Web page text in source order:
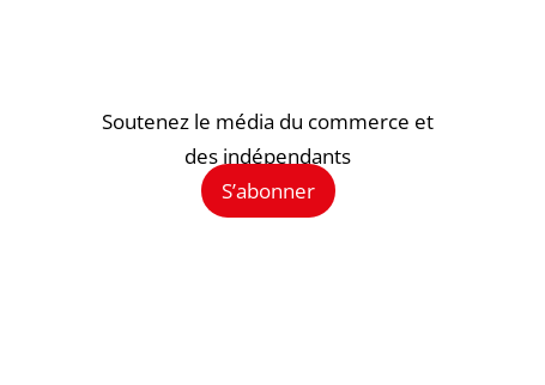
Soutenez le média du commerce et
des indépendants
S’abonner